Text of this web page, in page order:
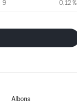
9 0,12 %
Albons